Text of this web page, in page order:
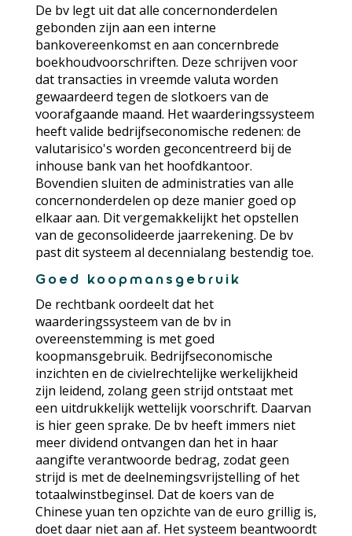
De bv legt uit dat alle concernonderdelen
gebonden zijn aan een interne
bankovereenkomst en aan concernbrede
boekhoudvoorschriften. Deze schrijven voor
dat transacties in vreemde valuta worden
gewaardeerd tegen de slotkoers van de
voorafgaande maand. Het waarderingssysteem
heeft valide bedrijfseconomische redenen: de
valutarisico's worden geconcentreerd bij de
inhouse bank van het hoofdkantoor.
Bovendien sluiten de administraties van alle
concernonderdelen op deze manier goed op
elkaar aan. Dit vergemakkelijkt het opstellen
van de geconsolideerde jaarrekening. De bv
past dit systeem al decennialang bestendig toe.
Goed koopmansgebruik
De rechtbank oordeelt dat het
waarderingssysteem van de bv in
overeenstemming is met goed
koopmansgebruik. Bedrijfseconomische
inzichten en de civielrechtelijke werkelijkheid
zijn leidend, zolang geen strijd ontstaat met
een uitdrukkelijk wettelijk voorschrift. Daarvan
is hier geen sprake. De bv heeft immers niet
meer dividend ontvangen dan het in haar
aangifte verantwoorde bedrag, zodat geen
strijd is met de deelnemingsvrijstelling of het
totaalwinstbeginsel. Dat de koers van de
Chinese yuan ten opzichte van de euro grillig is,
doet daar niet aan af. Het systeem beantwoordt